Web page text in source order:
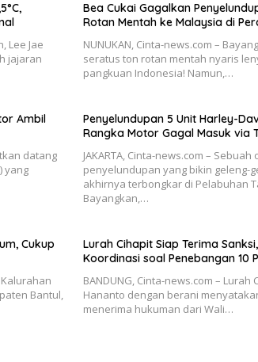
Lee Jae
jajaran
Bea Cukai Gagalkan
Rotan Mentah ke Malaysia di
NUNUKAN, Cinta-news.com –
seratus ton rotan mentah nyaris
pangkuan Indonesia! Namun,…
Ambil
datang
yang
Penyelundupan 5 Unit Harley-
Rangka Motor Gagal Masuk via
JAKARTA, Cinta-news.com – Sebuah
penyelundupan yang bikin geleng-
akhirnya terbongkar di Pelabuhan
Bayangkan,…
Cukup
Kalurahan
Bantul,
Lurah Cihapit Siap Terima
Koordinasi soal Penebangan 10
BANDUNG, Cinta-news.com – Lurah
Hananto dengan berani
menerima hukuman dari Wali…